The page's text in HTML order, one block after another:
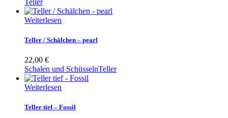
Weiterlesen
Teller / Schälchen – pearl
22,00 €
Schalen und SchüsselnTeller
Weiterlesen
Teller tief – Fossil